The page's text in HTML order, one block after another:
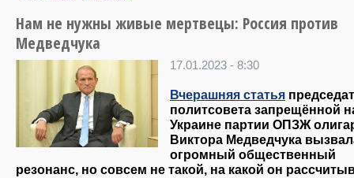
Нам не нужны живые мертвецы: Россия против
Медведчука
17.01.2023 - 8:30
Вчерашняя статья
политсовета запрещённой
Украине партии ОПЗЖ
Виктора Медведчука
огромный общественный
резонанс, но совсем не такой, на какой он